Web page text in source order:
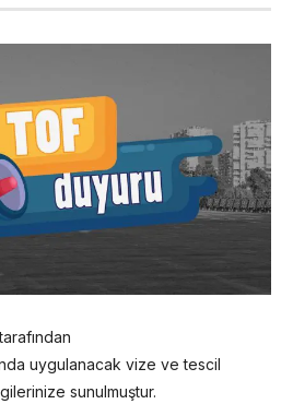
uygulanacak vize ve tescil
sunulmuştur.